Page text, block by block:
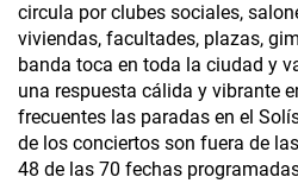
circula por clubes sociales,
viviendas, facultades, plazas,
banda toca en toda la ciudad y
una respuesta cálida y vibrante
frecuentes las paradas en el
de los conciertos son fuera de
48 de las 70 fechas